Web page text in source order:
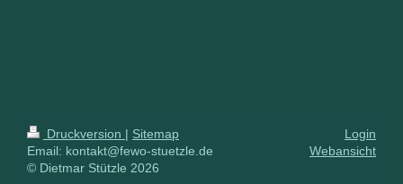
Druckversion | Sitemap
Email: kontakt@fewo-stuetzle.de
© Dietmar Stützle 2026
Login
Webansicht